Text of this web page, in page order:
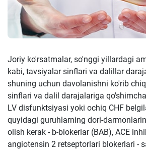
Joriy ko'rsatmalar, so'nggi yillardagi
kabi, tavsiyalar sinflari va dalillar
shuning uchun davolanishni ko'rib
sinflari va dalil darajalariga
LV disfunktsiyasi yoki ochiq CHF
quyidagi guruhlarning dori-
olish kerak - b-blokerlar (BAB), ACE
angiotensin 2 retseptorlari blokerlari -